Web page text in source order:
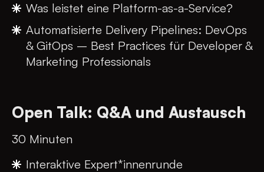
Was leistet eine Platform-as-a-Service?
Automatisierte Delivery Pipelines: DevOps
& GitOps – Best Practices für Developer &
Marketing Professionals
Open Talk: Q&A und Austausch
30 Minuten
Interaktive Expert*innenrunde